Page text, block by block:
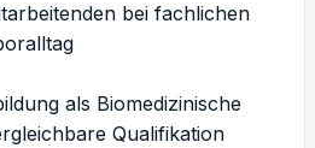
bei fachlichen
als Biomedizinische
Qualifikation